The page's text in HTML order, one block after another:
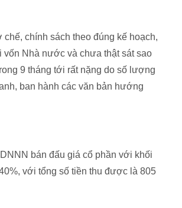
chính sách theo đúng kế hoạch,
Nhà nước và chưa thật sát sao
9 tháng tới rất nặng do số lượng
ban hành các văn bản hướng
bán đấu giá cổ phần với khối
với tổng số tiền thu được là 805